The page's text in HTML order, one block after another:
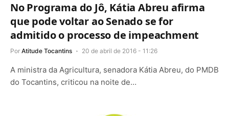
No Programa do Jô, Kátia Abreu afirma
que pode voltar ao Senado se for
admitido o processo de impeachment
Por Atitude Tocantins 20 de abril de 2016 - 11:26
A ministra da Agricultura, senadora Kátia Abreu, do PMDB
do Tocantins, criticou na noite de…